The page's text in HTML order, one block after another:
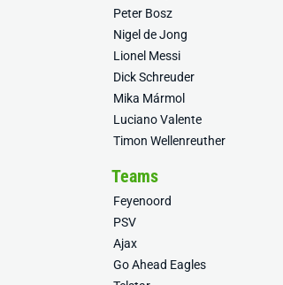
Peter Bosz
Nigel de Jong
Lionel Messi
Dick Schreuder
Mika Mármol
Luciano Valente
Timon Wellenreuther
Teams
Feyenoord
PSV
Ajax
Go Ahead Eagles